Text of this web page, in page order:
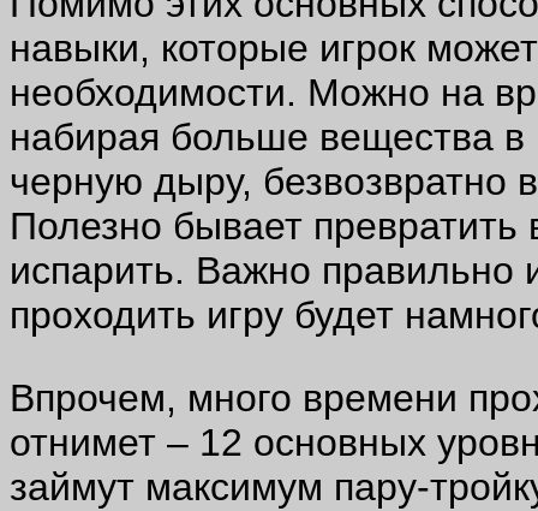
навыки, которые игрок
необходимости. Можно на
набирая больше вещества
черную дыру,
Полезно бывает
испарить. Важно правильно
проходить игру будет
Впрочем, много времени
отнимет – 12 основных
займут максимум пару-